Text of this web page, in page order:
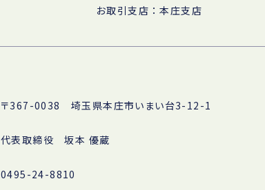
お取引支店：本庄支店
〒367-0038 埼玉県本庄市いまい台3-12-1
代表取締役 坂本 優蔵
0495-24-8810